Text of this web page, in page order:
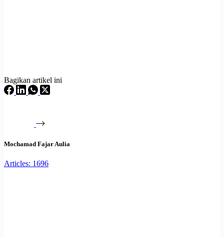
Bagikan artikel ini
Mochamad Fajar Aulia
Articles: 1696